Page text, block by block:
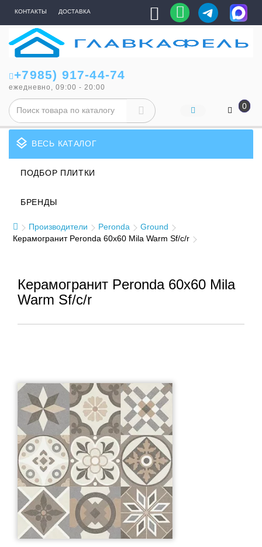
КОНТАКТЫ ДОСТАВКА
+7985) 917-44-74
ежедневно, 09:00 - 20:00
0
layers ВЕСЬ КАТАЛОГ
ПОДБОР ПЛИТКИ
БРЕНДЫ
Производители Peronda
Ground
Керамогранит Peronda 60x60 Mila Warm Sf/c/r
Керамогранит Peronda 60x60 Mila
Warm Sf/c/r